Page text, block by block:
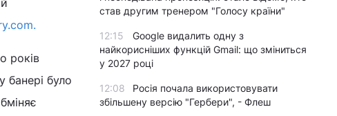
років
банері було
став другим тренером "Голосу країни"
12:15
Google видалить одну з
найкорисніших функцій Gmail: що зміниться
у 2027 році
12:08
Росія почала використовувати
збільшену версію "Гербери", - Флеш